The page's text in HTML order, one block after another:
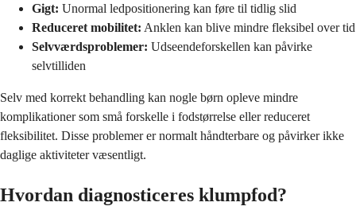
Gigt: Unormal ledpositionering kan føre til tidlig slid
Reduceret mobilitet: Anklen kan blive mindre fleksibel over tid
Selvværdsproblemer: Udseendeforskellen kan påvirke
selvtilliden
Selv med korrekt behandling kan nogle børn opleve mindre
komplikationer som små forskelle i fodstørrelse eller reduceret
fleksibilitet. Disse problemer er normalt håndterbare og påvirker ikke
daglige aktiviteter væsentligt.
Hvordan diagnosticeres klumpfod?